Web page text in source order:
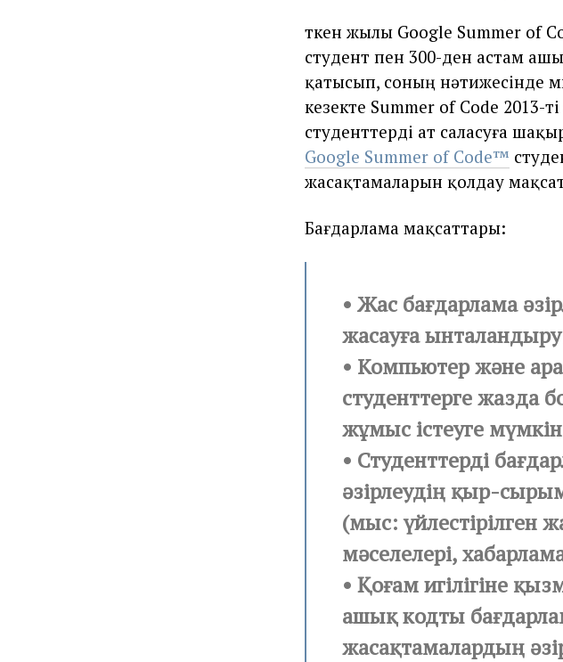
Өткен жылы Google Summer of
студент пен 300-ден астам
қатысып, соның нәтижесінде
кезекте Summer of Code 2013-
студенттерді ат саласуға
Google Summer of Code™
жасақтамаларын қолдау
Бағдарлама мақсаттары:
• Жас бағдарлама
жасауға
• Компьютер және
студенттерге жазда
жұмыс істеуге
• Студенттерді
әзірлеудің қыр-
(мыс: үйлестірілген
мәселелері,
• Қоғам игілігіне
ашық кодты
жасақтамалардың